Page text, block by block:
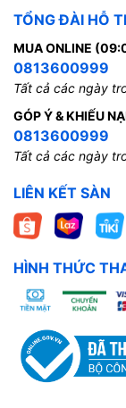
TỔNG ĐÀI HỖ
MUA ONLINE
0813600999
Tất cả các ngày
GÓP Ý & KHIẾU
0813600999
Tất cả các ngày
LIÊN KẾT SÀN
HÌNH THỨC